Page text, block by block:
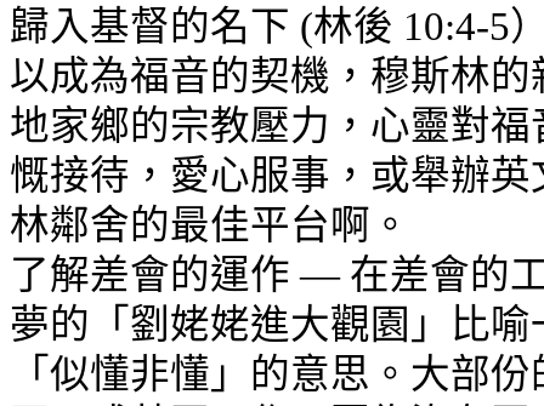
歸入基督的名下 (林後 10:4-5
以成為福音的契機， 穆斯林的
地家鄉的宗教壓力，心靈對
慨接待，愛心服事，或舉辦英
林鄰舍的最佳平台啊。
了解差會的運作 — 在差會的
夢的「劉姥姥進大觀園」比
「似懂非懂」的意思。大部